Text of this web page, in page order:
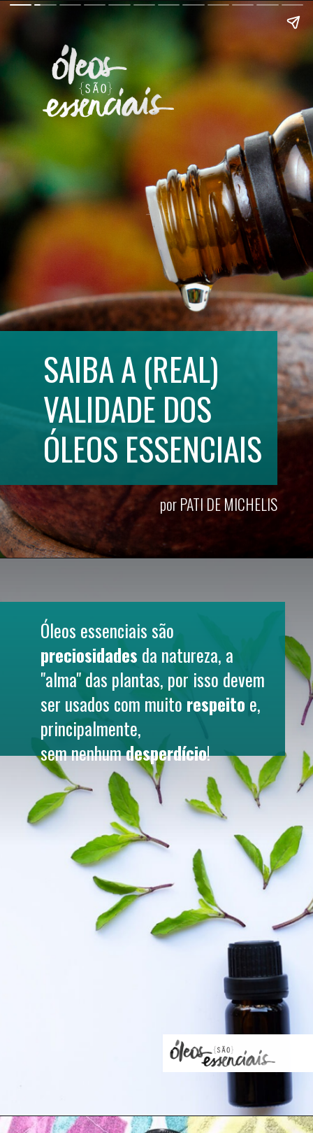
SAIBA A (REAL)
VALIDADE DOS
ÓLEOS ESSENCIAIS
por PATI DE MICHELIS
preciosidades da natureza, a
"alma" das plantas, por isso devem
ser usados com muito respeito e,
principalmente,
sem nenhum desperdício!